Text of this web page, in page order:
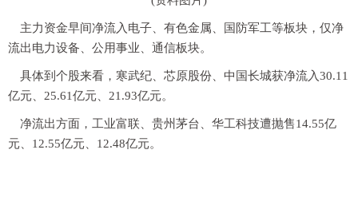
主力资金早间净流入电子、有色金属、国防军工等板块，仅净
流出电力设备、公用事业、通信板块。
具体到个股来看，寒武纪、芯原股份、中国长城获净流入30.11
亿元、25.61亿元、21.93亿元。
净流出方面，工业富联、贵州茅台、华工科技遭抛售14.55亿
元、12.55亿元、12.48亿元。